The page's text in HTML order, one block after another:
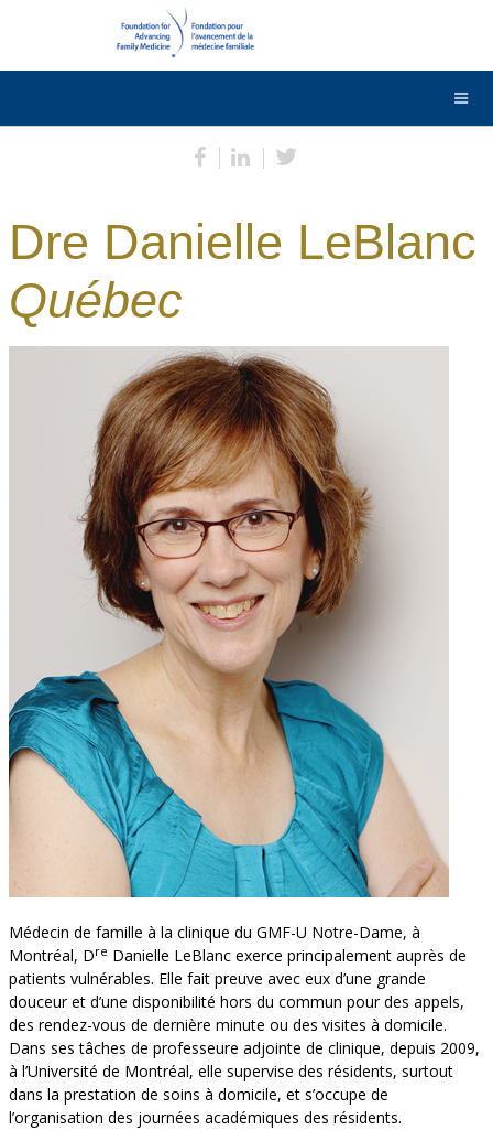
English
Dre Danielle LeBlanc
Québec
Médecin de famille à la clinique du GMF-U Notre-Dame, à
Montréal, Dre Danielle LeBlanc exerce principalement auprès de
patients vulnérables. Elle fait preuve avec eux d’une grande
douceur et d’une disponibilité hors du commun pour des appels,
des rendez-vous de dernière minute ou des visites à domicile.
Dans ses tâches de professeure adjointe de clinique, depuis 2009,
à l’Université de Montréal, elle supervise des résidents, surtout
dans la prestation de soins à domicile, et s’occupe de
l’organisation des journées académiques des résidents.